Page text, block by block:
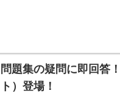
問題集の疑問に即回答
ト）登場！